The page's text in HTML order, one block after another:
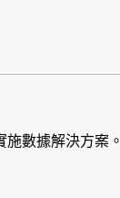
數據解決方案。